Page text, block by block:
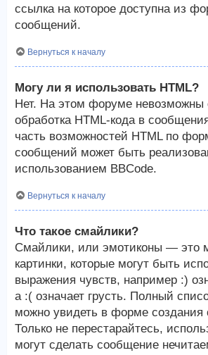
ссылка на которое доступна из
сообщений.
Вернуться к началу
Могу ли я использовать HTML?
Нет. На этом форуме невозможны
обработка HTML-кода в
часть возможностей HTML по
сообщений может быть
использованием BBCode.
Вернуться к началу
Что такое смайлики?
Смайлики, или эмотиконы — это
картинки, которые могут быть
выражения чувств, например :)
а :( означает грусть. Полный
можно увидеть в форме
Только не перестарайтесь,
могут сделать сообщение